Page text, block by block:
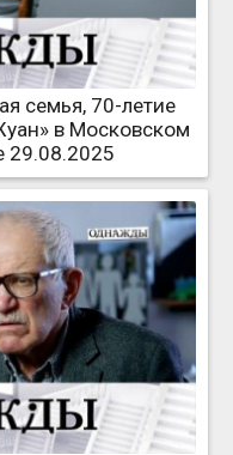
семья, 70-летие
в Московском
29.08.2025